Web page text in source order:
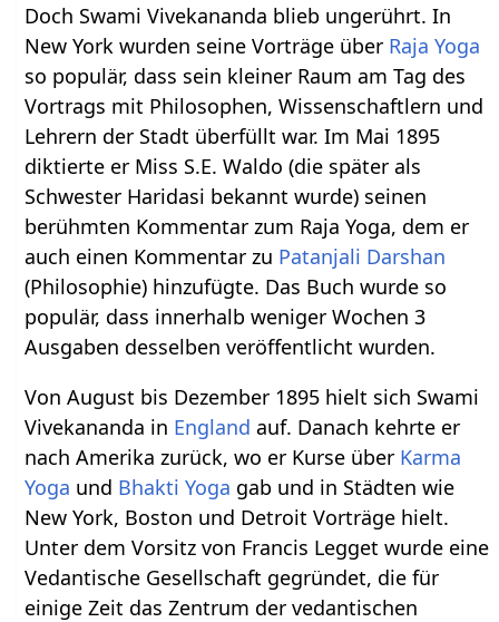
Doch Swami Vivekananda blieb ungerührt. In
New York wurden seine Vorträge über Raja Yoga
so populär, dass sein kleiner Raum am Tag des
Vortrags mit Philosophen, Wissenschaftlern und
Lehrern der Stadt überfüllt war. Im Mai 1895
diktierte er Miss S.E. Waldo (die später als
Schwester Haridasi bekannt wurde) seinen
berühmten Kommentar zum Raja Yoga, dem er
auch einen Kommentar zu Patanjali Darshan
(Philosophie) hinzufügte. Das Buch wurde so
populär, dass innerhalb weniger Wochen 3
Ausgaben desselben veröffentlicht wurden.
Von August bis Dezember 1895 hielt sich Swami
Vivekananda in England auf. Danach kehrte er
nach Amerika zurück, wo er Kurse über Karma
Yoga und Bhakti Yoga gab und in Städten wie
New York, Boston und Detroit Vorträge hielt.
Unter dem Vorsitz von Francis Legget wurde eine
Vedantische Gesellschaft gegründet, die für
einige Zeit das Zentrum der vedantischen